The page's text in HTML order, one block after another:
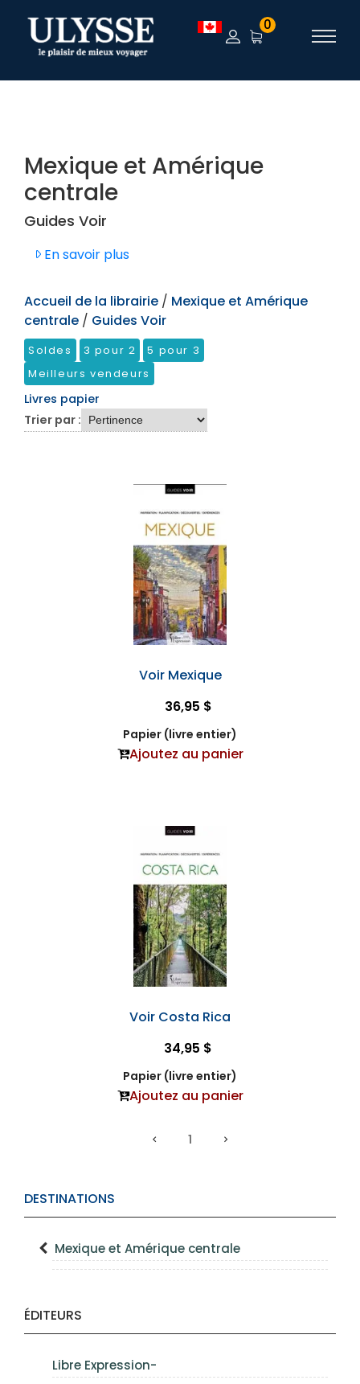
TEST 0
DESTINATIONS
Mexique et Amérique centrale
ÉDITEURS
Libre Expression-
Mexique et Amérique
centrale
Guides Voir
En savoir plus
Accueil de la librairie / Mexique et Amérique
centrale / Guides Voir
Soldes 3 pour 2
5 pour 3
Meilleurs vendeurs
Livres papier
Trier par :
Voir Mexique
36,95 $
Papier (livre entier)
Ajoutez au panier
Voir Costa Rica
34,95 $
Papier (livre entier)
Ajoutez au panier
1